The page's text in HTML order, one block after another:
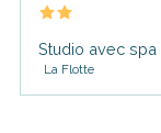
Studio avec
La Flotte